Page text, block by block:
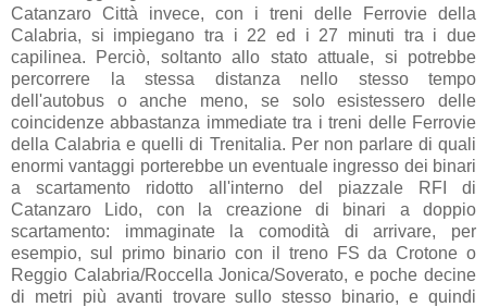
Catanzaro Città invece, con i treni delle Ferrovie della
Calabria, si impiegano tra i 22 ed i 27 minuti tra i due
capilinea. Perciò, soltanto allo stato attuale, si potrebbe
percorrere la stessa distanza nello stesso tempo
dell'autobus o anche meno, se solo esistessero delle
coincidenze abbastanza immediate tra i treni delle Ferrovie
della Calabria e quelli di Trenitalia. Per non parlare di quali
enormi vantaggi porterebbe un eventuale ingresso dei binari
a scartamento ridotto all'interno del piazzale RFI di
Catanzaro Lido, con la creazione di binari a doppio
scartamento: immaginate la comodità di arrivare, per
esempio, sul primo binario con il treno FS da Crotone o
Reggio Calabria/Roccella Jonica/Soverato, e poche decine
di metri più avanti trovare sullo stesso binario, e quindi